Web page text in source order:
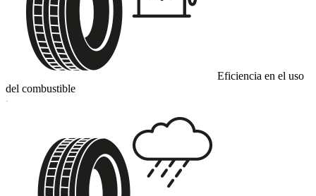
Eficiencia en el uso
del combustible
C